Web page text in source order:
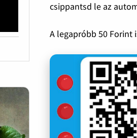
csippantsd le az
A legapróbb 50 Forint